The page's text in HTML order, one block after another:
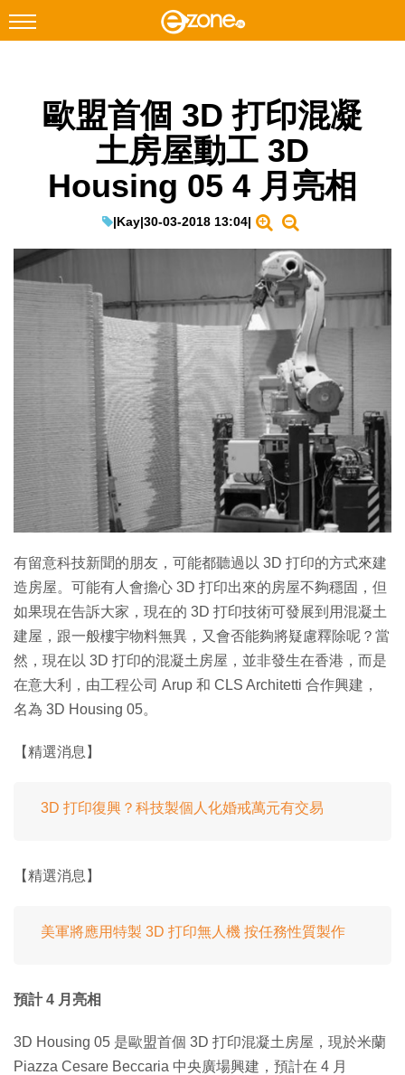
Facebook Instagram
網絡生活
教學評測
EduTech
生成式AI與雲端應用
Enterprise Digital Transformation
特集
歐盟首個 3D 打印混凝
土房屋動工 3D
Housing 05 4 月亮相
|Kay|30-03-2018 13:04|
有留意科技新聞的朋友，可能都聽過以 3D 打印的方式來建
造房屋。可能有人會擔心 3D 打印出來的房屋不夠穩固，但
如果現在告訴大家，現在的 3D 打印技術可發展到用混凝土
建屋，跟一般樓宇物料無異，又會否能夠將疑慮釋除呢？當
然，現在以 3D 打印的混凝土房屋，並非發生在香港，而是
在意大利，由工程公司 Arup 和 CLS Architetti 合作興建，
名為 3D Housing 05。
【精選消息】
3D 打印復興？科技製個人化婚戒萬元有交易
【精選消息】
美軍將應用特製 3D 打印無人機 按任務性質製作
預計 4 月亮相
3D Housing 05 是歐盟首個 3D 打印混凝土房屋，現於米蘭
Piazza Cesare Beccaria 中央廣場興建，預計在 4 月